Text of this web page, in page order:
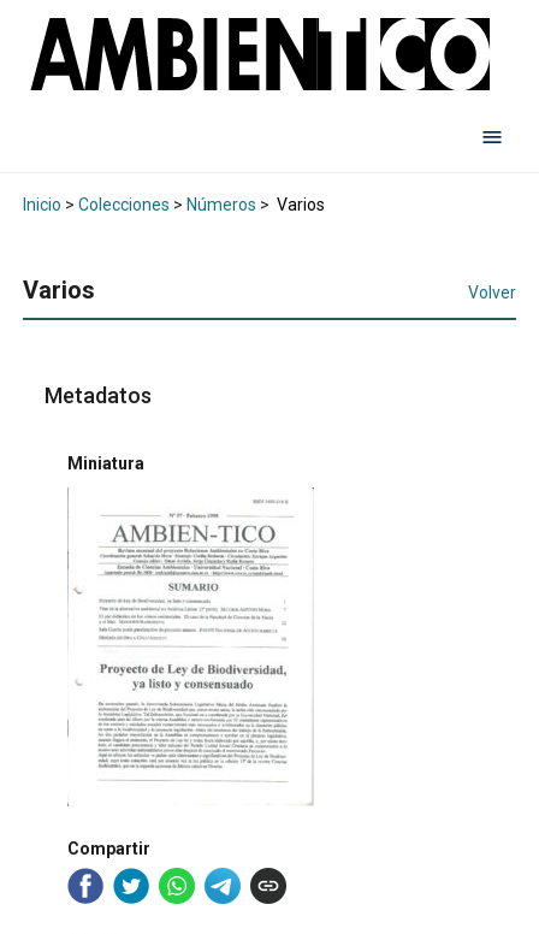
Inicio > Colecciones > Números > Varios
Varios Volver
Metadatos
Miniatura
Compartir